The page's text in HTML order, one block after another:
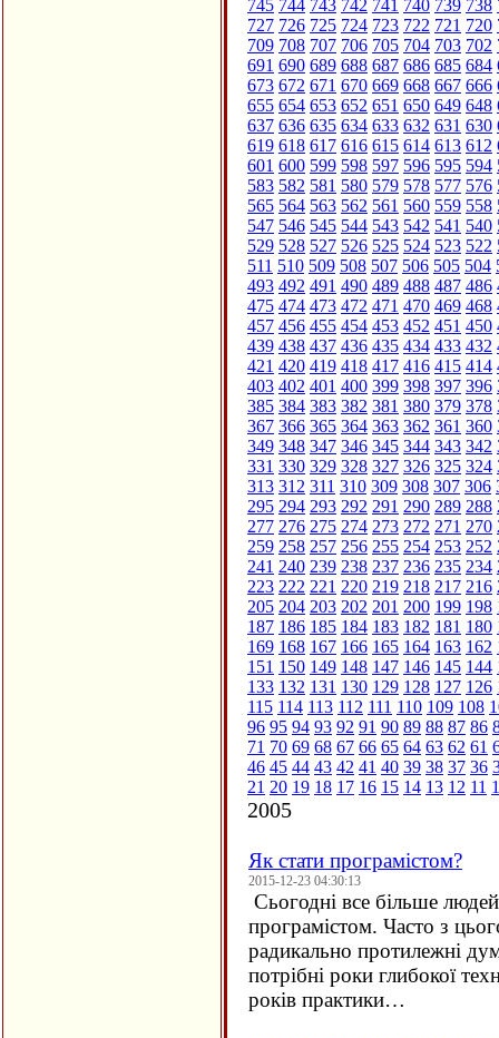
745 744 743 742 741 740 739 738
727 726 725 724 723 722 721 720
709 708 707 706 705 704 703 702
691 690 689 688 687 686 685 684
673 672 671 670 669 668 667 666
655 654 653 652 651 650 649 648
637 636 635 634 633 632 631 630
619 618 617 616 615 614 613 612
601 600 599 598 597 596 595 594
583 582 581 580 579 578 577 576
565 564 563 562 561 560 559 558
547 546 545 544 543 542 541 540
529 528 527 526 525 524 523 522
511 510 509 508 507 506 505 504
493 492 491 490 489 488 487 486
475 474 473 472 471 470 469 468
457 456 455 454 453 452 451 450
439 438 437 436 435 434 433 432
421 420 419 418 417 416 415 414
403 402 401 400 399 398 397 396
385 384 383 382 381 380 379 378
367 366 365 364 363 362 361 360
349 348 347 346 345 344 343 342
331 330 329 328 327 326 325 324
313 312 311 310 309 308 307 306
295 294 293 292 291 290 289 288
277 276 275 274 273 272 271 270
259 258 257 256 255 254 253 252
241 240 239 238 237 236 235 234
223 222 221 220 219 218 217 216
205 204 203 202 201 200 199 198
187 186 185 184 183 182 181 180
169 168 167 166 165 164 163 162
151 150 149 148 147 146 145 144
133 132 131 130 129 128 127 126
115 114 113 112 111 110 109 108
96 95 94 93 92 91 90 89 88 87 86
71 70 69 68 67 66 65 64 63 62 61
46 45 44 43 42 41 40 39 38 37 36
21 20 19 18 17 16 15 14 13 12 11
2005
Як стати програмістом?
2015-12-23 04:30:13
Сьогодні все більше
програмістом. Часто з
радикально протилежні
потрібні роки глибокої
років практики…